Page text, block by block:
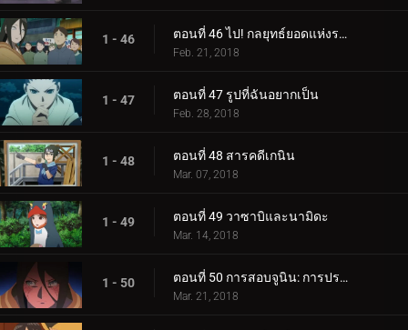
1 - 46 ตอนที่ 46 ไป! กลยุทธ์ยอดแห่งราตรี
Feb. 21, 2018
1 - 47 ตอนที่ 47 รูปที่ฉันอยากเป็น
Feb. 28, 2018
1 - 48 ตอนที่ 48 สารคดีเกนิน
Mar. 07, 2018
1 - 49 ตอนที่ 49 วาซาบิและนามิดะ
Mar. 14, 2018
1 - 50 ตอนที่ 50 การสอบจูนิน: การประชุมข้อเสนอแนะ
Mar. 21, 2018